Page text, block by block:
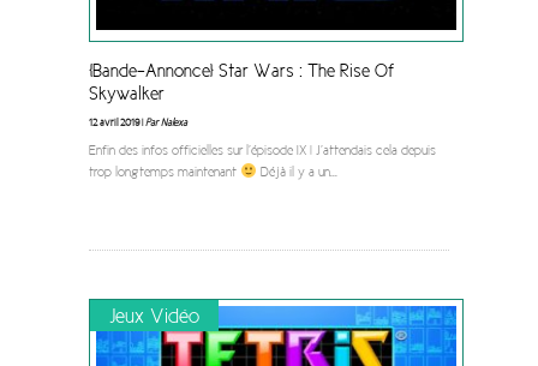
[Bande-Annonce] Star Wars : The Rise Of
Skywalker
12 avril 2019 |Par Nalexa
Enfin des infos officielles sur l’épisode IX ! J’attendais cela depuis
trop longtemps maintenant
Déjà il y a un...
Jeux Vidéo